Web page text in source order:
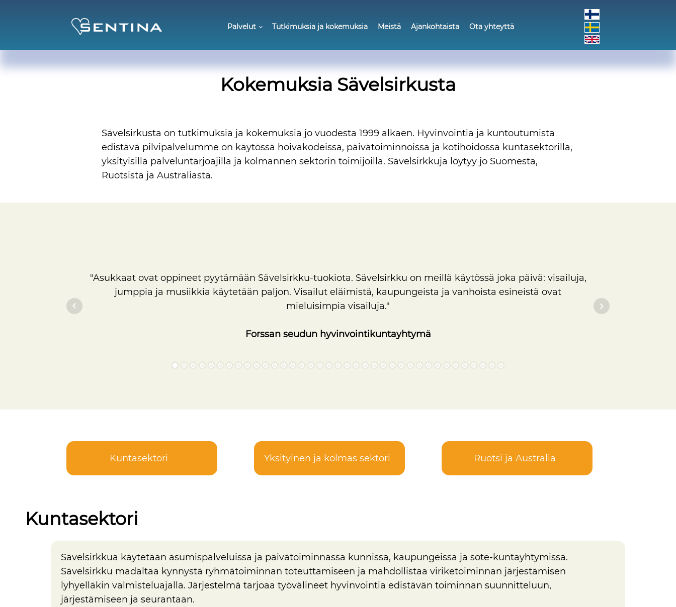
Palvelut Tutkimuksia ja kokemuksia Meistä Ajankohtaista Ota yhteyttä
Kokemuksia Sävelsirkusta
Sävelsirkusta on tutkimuksia ja kokemuksia jo vuodesta 1999 alkaen. Hyvinvointia ja kuntoutumista
edistävä pilvipalvelumme on käytössä hoivakodeissa, päivätoiminnoissa ja kotihoidossa kuntasektorilla,
yksityisillä palveluntarjoajilla ja kolmannen sektorin toimijoilla. Sävelsirkkuja löytyy jo Suomesta,
Ruotsista ja Australiasta.
"Asukkaat ovat oppineet pyytämään Sävelsirkku-tuokiota. Sävelsirkku on meillä käytössä joka päivä: visailuja,
jumppia ja musiikkia käytetään paljon. Visailut eläimistä, kaupungeista ja vanhoista esineistä ovat
mieluisimpia visailuja."
Forssan seudun hyvinvointikuntayhtymä
Kuntasektori Yksityinen ja kolmas sektori Ruotsi ja Australia
Kuntasektori
Sävelsirkkua käytetään asumispalveluissa ja päivätoiminnassa kunnissa, kaupungeissa ja sote-kuntayhtymissä.
Sävelsirkku madaltaa kynnystä ryhmätoiminnan toteuttamiseen ja mahdollistaa viriketoiminnan järjestämisen
lyhyelläkin valmisteluajalla. Järjestelmä tarjoaa työvälineet hyvinvointia edistävän toiminnan suunnitteluun,
järjestämiseen ja seurantaan.